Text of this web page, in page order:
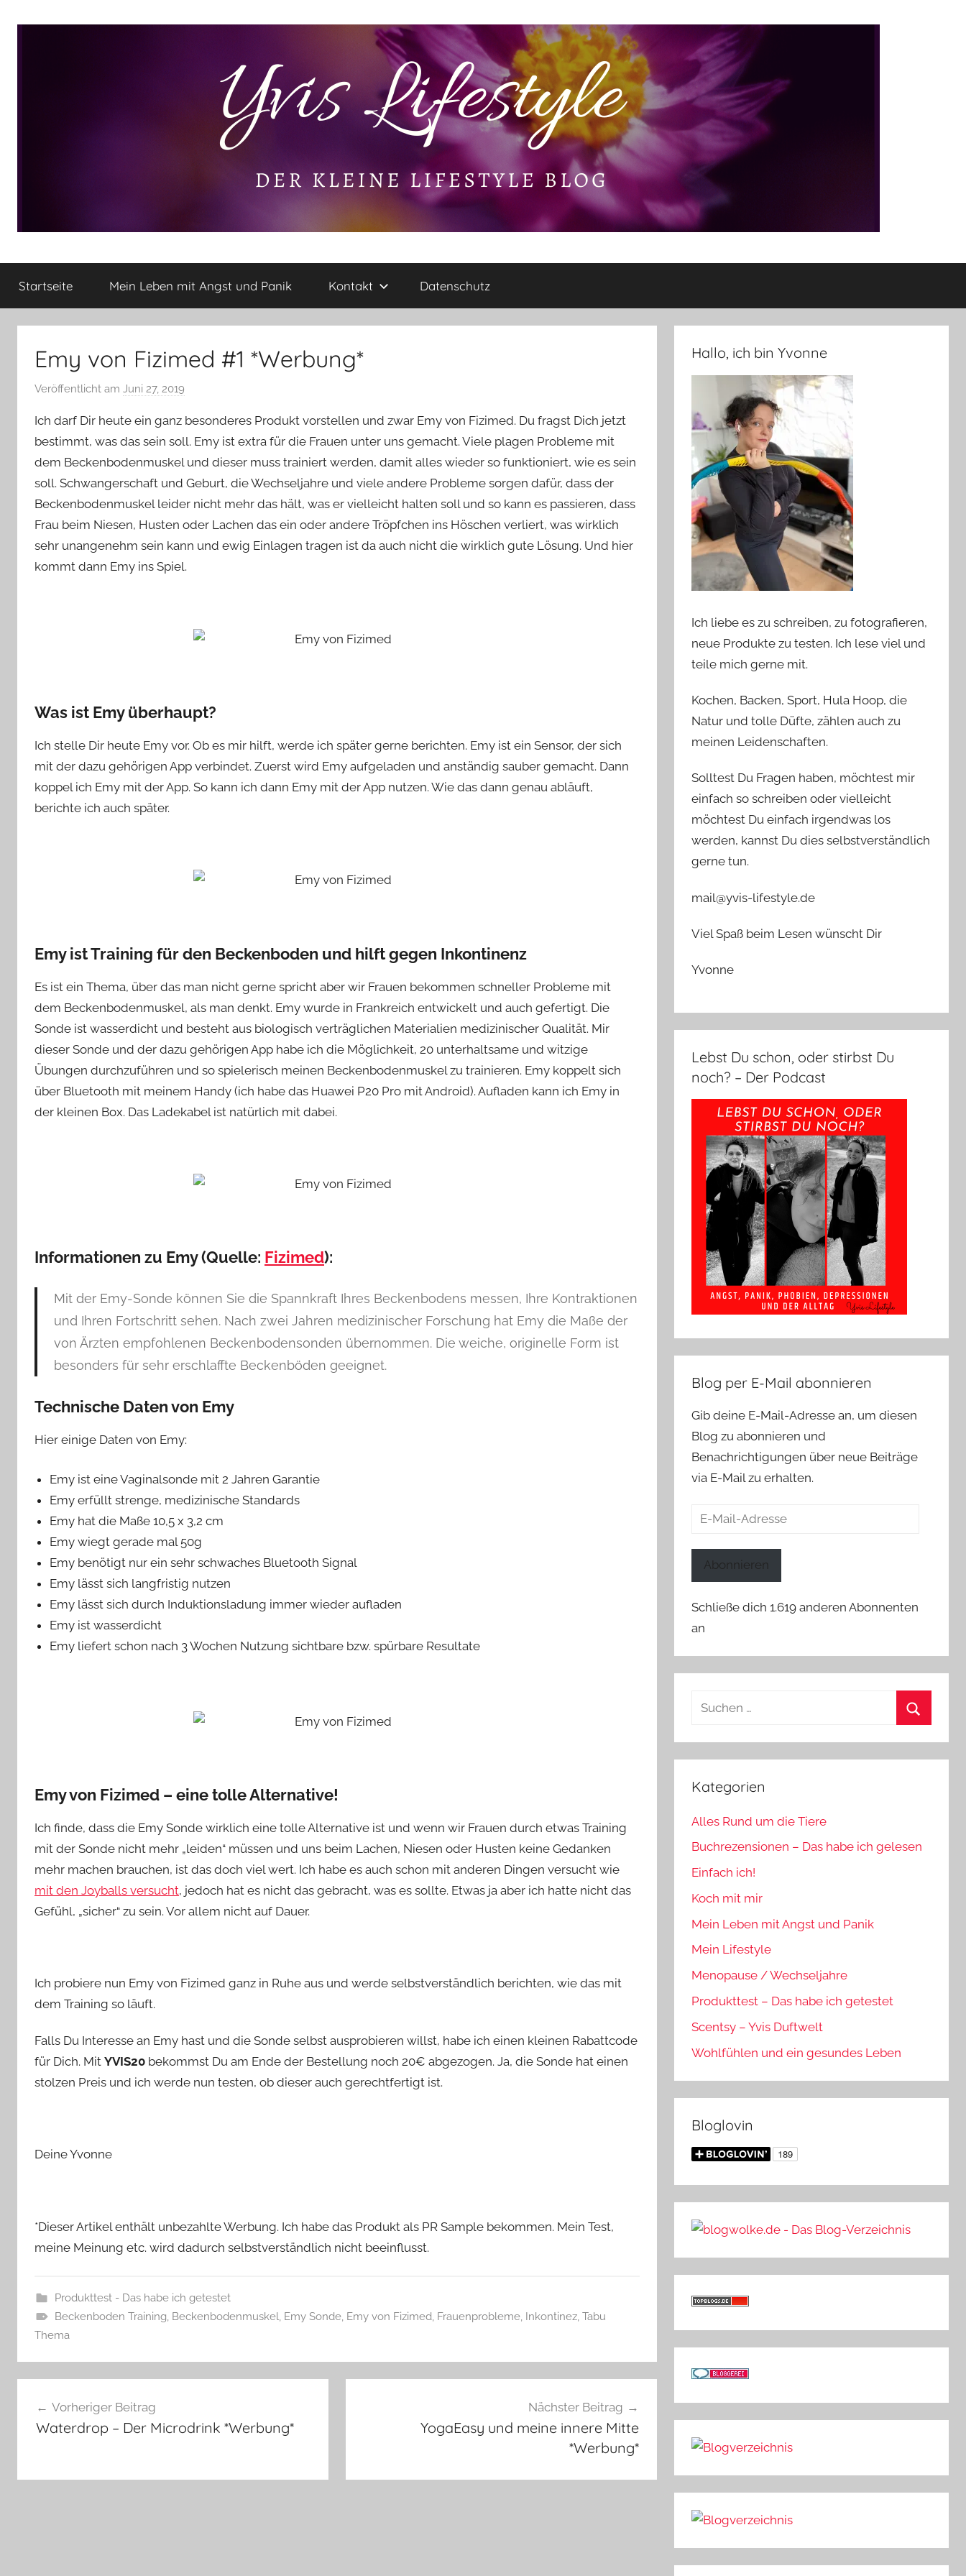
Yvis
Lifestyle
kleine
Lifestyle
Rezensionen,
vieles
mehr
Startseite Mein Leben mit Angst und Panik Kontakt Datenschutz
Emy von Fizimed #1 *Werbung*
Veröffentlicht am Juni 27, 2019
n
Y
v
o
n
n
Ich darf Dir heute ein ganz besonderes Produkt vorstellen und zwar Emy von Fizimed. Du fragst Dich jetzt
bestimmt, was das sein soll. Emy ist extra für die Frauen unter uns gemacht. Viele plagen Probleme mit
dem Beckenbodenmuskel und dieser muss trainiert werden, damit alles wieder so funktioniert, wie es sein
soll. Schwangerschaft und Geburt, die Wechseljahre und viele andere Probleme sorgen dafür, dass der
Beckenbodenmuskel leider nicht mehr das hält, was er vielleicht halten soll und so kann es passieren, dass
Frau beim Niesen, Husten oder Lachen das ein oder andere Tröpfchen ins Höschen verliert, was wirklich
sehr unangenehm sein kann und ewig Einlagen tragen ist da auch nicht die wirklich gute Lösung. Und hier
kommt dann Emy ins Spiel.
Was ist Emy überhaupt?
Ich stelle Dir heute Emy vor. Ob es mir hilft, werde ich später gerne berichten. Emy ist ein Sensor, der sich
mit der dazu gehörigen App verbindet. Zuerst wird Emy aufgeladen und anständig sauber gemacht. Dann
koppel ich Emy mit der App. So kann ich dann Emy mit der App nutzen. Wie das dann genau abläuft,
berichte ich auch später.
Emy ist Training für den Beckenboden und hilft gegen Inkontinenz
Es ist ein Thema, über das man nicht gerne spricht aber wir Frauen bekommen schneller Probleme mit
dem Beckenbodenmuskel, als man denkt. Emy wurde in Frankreich entwickelt und auch gefertigt. Die
Sonde ist wasserdicht und besteht aus biologisch verträglichen Materialien medizinischer Qualität. Mir
dieser Sonde und der dazu gehörigen App habe ich die Möglichkeit, 20 unterhaltsame und witzige
Übungen durchzuführen und so spielerisch meinen Beckenbodenmuskel zu trainieren. Emy koppelt sich
über Bluetooth mit meinem Handy (ich habe das Huawei P20 Pro mit Android). Aufladen kann ich Emy in
der kleinen Box. Das Ladekabel ist natürlich mit dabei.
Informationen zu Emy (Quelle: Fizimed):
Mit der Emy-Sonde können Sie die Spannkraft Ihres Beckenbodens messen, Ihre Kontraktionen
und Ihren Fortschritt sehen. Nach zwei Jahren medizinischer Forschung hat Emy die Maße der
von Ärzten empfohlenen Beckenbodensonden übernommen. Die weiche, originelle Form ist
besonders für sehr erschlaffte Beckenböden geeignet.
Technische Daten von Emy
Hier einige Daten von Emy:
Emy ist eine Vaginalsonde mit 2 Jahren Garantie
Emy erfüllt strenge, medizinische Standards
Emy hat die Maße 10,5 x 3,2 cm
Emy wiegt gerade mal 50g
Emy benötigt nur ein sehr schwaches Bluetooth Signal
Emy lässt sich langfristig nutzen
Emy lässt sich durch Induktionsladung immer wieder aufladen
Emy ist wasserdicht
Emy liefert schon nach 3 Wochen Nutzung sichtbare bzw. spürbare Resultate
Emy von Fizimed – eine tolle Alternative!
Ich finde, dass die Emy Sonde wirklich eine tolle Alternative ist und wenn wir Frauen durch etwas Training
mit der Sonde nicht mehr „leiden“ müssen und uns beim Lachen, Niesen oder Husten keine Gedanken
mehr machen brauchen, ist das doch viel wert. Ich habe es auch schon mit anderen Dingen versucht wie
mit den Joyballs versucht, jedoch hat es nicht das gebracht, was es sollte. Etwas ja aber ich hatte nicht das
Gefühl, „sicher“ zu sein. Vor allem nicht auf Dauer.
Ich probiere nun Emy von Fizimed ganz in Ruhe aus und werde selbstverständlich berichten, wie das mit
dem Training so läuft.
Falls Du Interesse an Emy hast und die Sonde selbst ausprobieren willst, habe ich einen kleinen Rabattcode
für Dich. Mit YVIS20 bekommst Du am Ende der Bestellung noch 20€ abgezogen. Ja, die Sonde hat einen
stolzen Preis und ich werde nun testen, ob dieser auch gerechtfertigt ist.
Deine Yvonne
*Dieser Artikel enthält unbezahlte Werbung. Ich habe das Produkt als PR Sample bekommen. Mein Test,
meine Meinung etc. wird dadurch selbstverständlich nicht beeinflusst.
Produkttest - Das habe ich getestet
Beckenboden Training Beckenbodenmuskel Emy Sonde, Emy von Fizimed Frauenprobleme, Inkontinez, Tabu
Thema
Vorheriger Beitrag
Waterdrop – Der Microdrink *Werbung*
Nächster Beitrag
YogaEasy und meine innere Mitte
*Werbung*
Hallo, ich bin Yvonne
Ich liebe es zu schreiben, zu fotografieren,
neue Produkte zu testen. Ich lese viel und
teile mich gerne mit.
Kochen, Backen, Sport, Hula Hoop, die
Natur und tolle Düfte, zählen auch zu
meinen Leidenschaften.
Solltest Du Fragen haben, möchtest mir
einfach so schreiben oder vielleicht
möchtest Du einfach irgendwas los
werden, kannst Du dies selbstverständlich
gerne tun.
mail@yvis-lifestyle.de
Viel Spaß beim Lesen wünscht Dir
Yvonne
Lebst Du schon, oder stirbst Du
noch? – Der Podcast
Blog per E-Mail abonnieren
Gib deine E-Mail-Adresse an, um diesen
Blog zu abonnieren und
Benachrichtigungen über neue Beiträge
via E-Mail zu erhalten.
E-
Abonnieren
Schließe dich 1.619 anderen Abonnenten
an
Suchen
Kategorien
Alles Rund um die Tiere
Buchrezensionen – Das habe ich gelesen
Einfach ich!
Koch mit mir
Mein Leben mit Angst und Panik
Mein Lifestyle
Menopause / Wechseljahre
Produkttest – Das habe ich getestet
Scentsy – Yvis Duftwelt
Wohlfühlen und ein gesundes Leben
Bloglovin